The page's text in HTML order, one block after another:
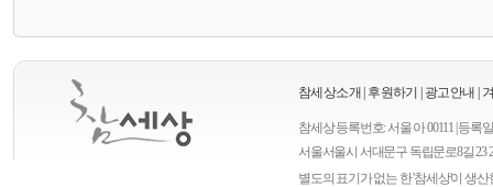
참세상소개 후원하기 광고안내
참세상 등록번호: 서울 아 00111 | 등록
서울서울시 서대문구 독립문로8길 23
별도의 표기가 없는 한 '참세상'이 생